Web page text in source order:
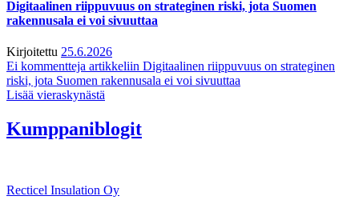
Digitaalinen riippuvuus on strateginen riski, jota Suomen
rakennusala ei voi sivuuttaa
Kirjoitettu 25.6.2026
Ei kommentteja artikkeliin Digitaalinen riippuvuus on strateginen
riski, jota Suomen rakennusala ei voi sivuuttaa
Lisää vieraskynästä
Kumppaniblogit
Recticel Insulation Oy